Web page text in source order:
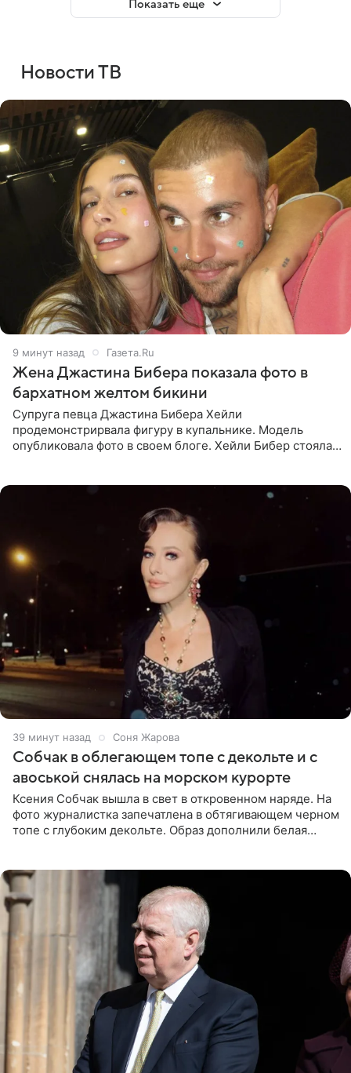
Показать еще
Новости ТВ
9 минут назад Газета.Ru
Жена Джастина Бибера показала фото в
бархатном желтом бикини
Супруга певца Джастина Бибера Хейли
продемонстрирвала фигуру в купальнике. Модель
опубликовала фото в своем блоге. Хейли Бибер стояла
39 минут назад Соня Жарова
Собчак в облегающем топе с декольте и с
авоськой снялась на морском курорте
Ксения Собчак вышла в свет в откровенном наряде. На
фото журналистка запечатлена в обтягивающем черном
топе с глубоким декольте. Образ дополнили белая